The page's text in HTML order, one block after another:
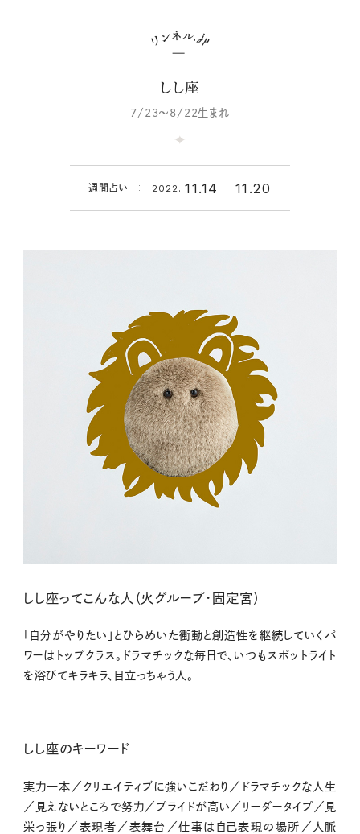
しし座
7/23～8/22生まれ
週間占い 2022. 11.14 11.20
しし座ってこんな人（火グループ・固定宮）
「自分がやりたい」とひらめいた衝動と創造性を継続していくパ
ワーはトップクラス。ドラマチックな毎日で、いつもスポットライト
を浴びてキラキラ、目立っちゃう人。
しし座のキーワード
実力一本／クリエイティブに強いこだわり／ドラマチックな人生
／見えないところで努力／プライドが高い／リーダータイプ／見
栄っ張り／表現者／表舞台／仕事は自己表現の場所／人脈